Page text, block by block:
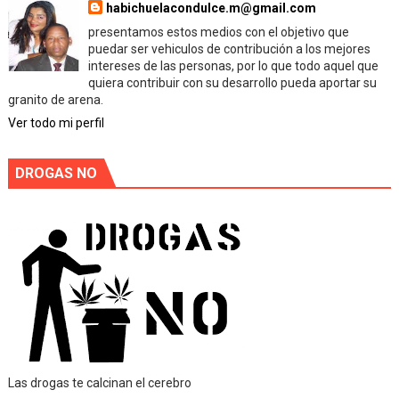
habichuelacondulce.m@gmail.com
presentamos estos medios con el objetivo que
puedar ser vehiculos de contribución a los mejores
intereses de las personas, por lo que todo aquel que
quiera contribuir con su desarrollo pueda aportar su
granito de arena.
Ver todo mi perfil
DROGAS NO
Las drogas te calcinan el cerebro